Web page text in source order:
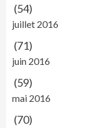
(54)
juillet 2016
(71)
juin 2016
(59)
mai 2016
(70)